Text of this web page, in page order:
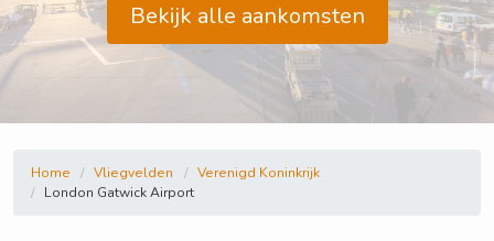
Bekijk alle aankomsten
Home Vliegvelden
Verenigd Koninkrijk
London Gatwick Airport